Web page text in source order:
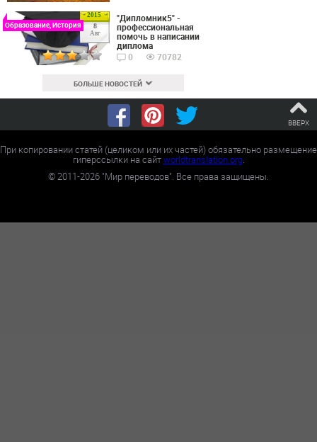
2015
8
Авг
Образование, История
"Дипломник5" -
профессиональная
помочь в написании
диплома
0
70782
БОЛЬШЕ НОВОСТЕЙ
ВВЕРХ
При копировании статей (целиком или их частей) обязательно размещение
гиперссылки на сайтworldtranslation.org.
©2011-2026 "Мир переводов". Все права защищены.